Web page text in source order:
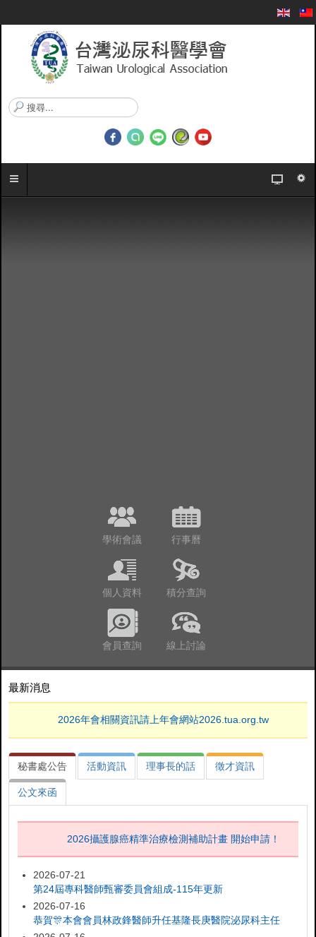
搜
尋
.
學術會議 行事曆
個人資料 積分查詢
會員查詢 線上討論
最新消息
2026年會相關資訊請上年會網站2026.tua.org.tw
秘書處公告 活動資訊 理事長的話 徵才資訊
公文來函
2026攝護腺癌精準治療檢測補助計畫 開始申請！
2026-07-21
第24屆專科醫師甄審委員會組成-115年更新
2026-07-16
恭賀🎊本會會員林政鋒醫師升任基隆長庚醫院泌尿科主任